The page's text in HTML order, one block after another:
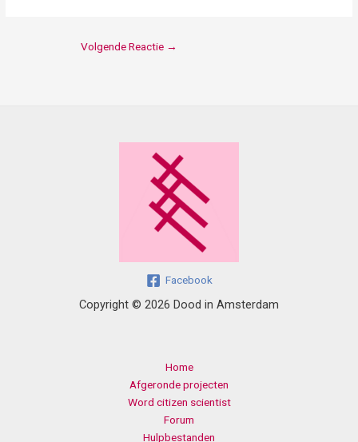
Volgende Reactie →
Facebook
Copyright © 2026 Dood in Amsterdam
Home
Afgeronde projecten
Word citizen scientist
Forum
Hulpbestanden